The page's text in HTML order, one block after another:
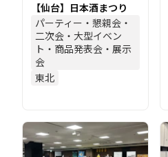
【仙台】日本酒まつり
パーティー・懇親会・
二次会・大型イベン
ト・商品発表会・展示
会
東北